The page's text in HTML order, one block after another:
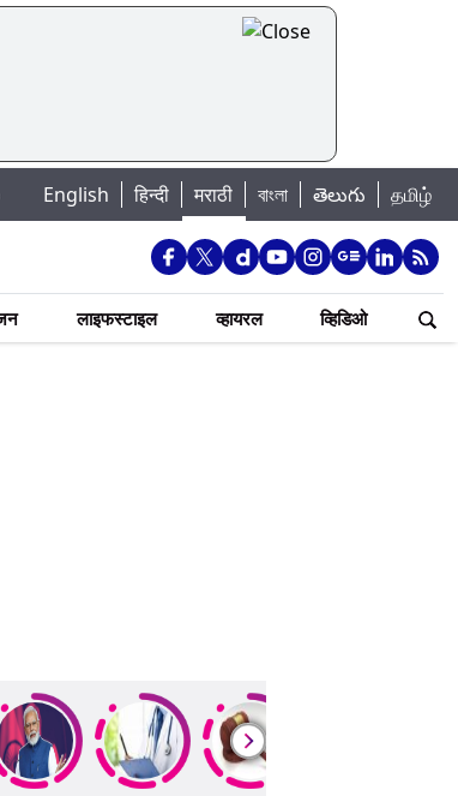
मुंबई पाणीपुरवठा अपडेट: शहरातील 7 तलावांमधील जलसाठा 88.93
English हिन्दी मराठी বাংলা తెలుగు தமிழ்
लाइफस्टाइल व्हायरल व्हिडिओ